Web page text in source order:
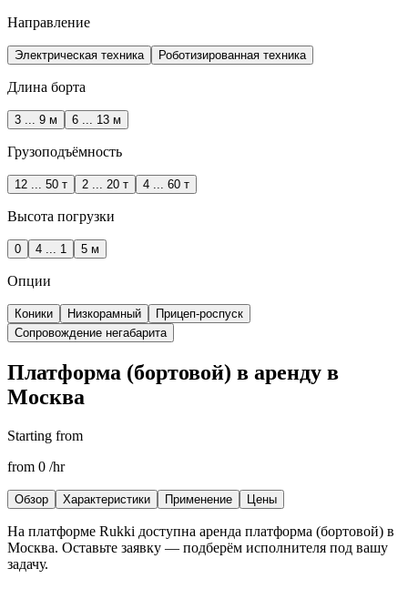
Направление
Электрическая техника Роботизированная техника
Длина борта
3 ... 9 м 6 ... 13 м
Грузоподъёмность
12 ... 50 т 2 ... 20 т 4 ... 60 т
Высота погрузки
0 4 ... 1 5 м
Опции
Коники Низкорамный
Прицеп-роспуск
Сопровождение негабарита
Платформа (бортовой) в аренду в
Москва
Starting from
from 0 /hr
Обзор Характеристики Применение Цены
На платформе Rukki доступна аренда платформа (бортовой) в
Москва. Оставьте заявку — подберём исполнителя под вашу
задачу.